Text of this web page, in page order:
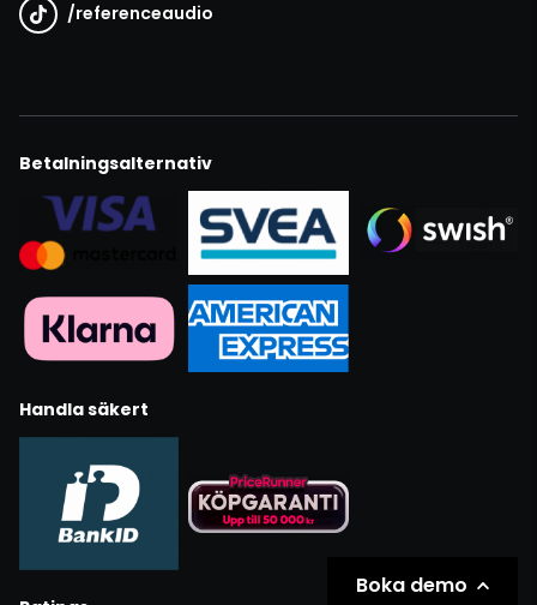
/referenceaudio
Betalningsalternativ
Handla säkert
Boka demo